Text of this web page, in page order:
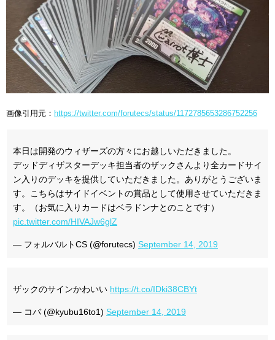
画像引用元： https://twitter.com/forutecs/status/1172785653286752256
本日は開発のウィザーズの方々にお越しいただきました。
デッドディザスターデッキ担当者のザックさんより全カードサイ
ン入りのデッキを提供していただきました。ありがとうございま
す。こちらはサイドイベントの賞品として使用させていただきま
す。（お気に入りカードはベラドンナとのことです）
pic.twitter.com/HIVAJw6glZ
— フォルバルトCS (@forutecs) September 14, 2019
ザックのサインかわいい https://t.co/IDki38CBYt
— コバ (@kyubu16to1) September 14, 2019